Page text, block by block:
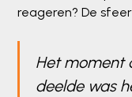
reageren? De
Het moment
deelde was